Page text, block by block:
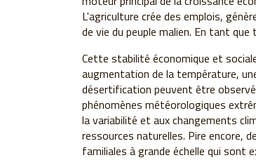
L'agriculture crée des emplois,
de vie du peuple malien. En tant
Cette stabilité économique et
augmentation de la température,
désertification peuvent être
phénomènes météorologiques
la variabilité et aux changements
ressources naturelles. Pire encore,
familiales à grande échelle qui sont